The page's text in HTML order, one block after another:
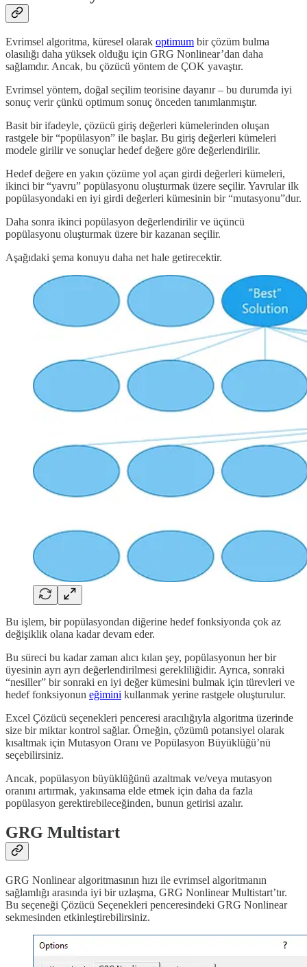
Evrimsel algoritma, küresel olarak optimum bir çözüm bulma
olasılığı daha yüksek olduğu için GRG Nonlinear’dan daha
sağlamdır. Ancak, bu çözücü yöntem de ÇOK yavaştır.
Evrimsel yöntem, doğal seçilim teorisine dayanır – bu durumda iyi
sonuç verir çünkü optimum sonuç önceden tanımlanmıştır.
Basit bir ifadeyle, çözücü giriş değerleri kümelerinden oluşan
rastgele bir “popülasyon” ile başlar. Bu giriş değerleri kümeleri
modele girilir ve sonuçlar hedef değere göre değerlendirilir.
Hedef değere en yakın çözüme yol açan girdi değerleri kümeleri,
ikinci bir “yavru” popülasyonu oluşturmak üzere seçilir. Yavrular ilk
popülasyondaki en iyi girdi değerleri kümesinin bir “mutasyonu”dur.
Daha sonra ikinci popülasyon değerlendirilir ve üçüncü
popülasyonu oluşturmak üzere bir kazanan seçilir.
Aşağıdaki şema konuyu daha net hale getirecektir.
Bu işlem, bir popülasyondan diğerine hedef fonksiyonda çok az
değişiklik olana kadar devam eder.
Bu süreci bu kadar zaman alıcı kılan şey, popülasyonun her bir
üyesinin ayrı ayrı değerlendirilmesi gerekliliğidir. Ayrıca, sonraki
“nesiller” bir sonraki en iyi değer kümesini bulmak için türevleri ve
hedef fonksiyonun eğimini kullanmak yerine rastgele oluşturulur.
Excel Çözücü seçenekleri penceresi aracılığıyla algoritma üzerinde
size bir miktar kontrol sağlar. Örneğin, çözümü potansiyel olarak
kısaltmak için Mutasyon Oranı ve Popülasyon Büyüklüğü’nü
seçebilirsiniz.
Ancak, popülasyon büyüklüğünü azaltmak ve/veya mutasyon
oranını artırmak, yakınsama elde etmek için daha da fazla
popülasyon gerektirebileceğinden, bunun getirisi azalır.
GRG Multistart
GRG Nonlinear algoritmasının hızı ile evrimsel algoritmanın
sağlamlığı arasında iyi bir uzlaşma, GRG Nonlinear Multistart’tır.
Bu seçeneği Çözücü Seçenekleri penceresindeki GRG Nonlinear
sekmesinden etkinleştirebilirsiniz.